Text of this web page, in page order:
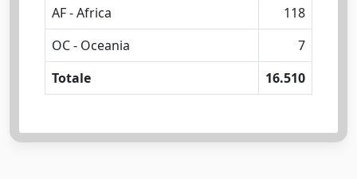
AF - Africa
118
OC - Oceania
7
Totale
16.510